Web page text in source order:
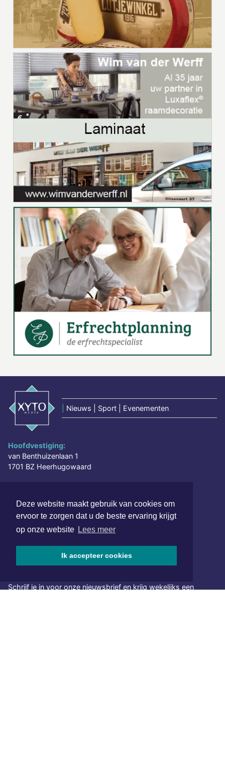
Deze website maakt gebruik van cookies om
ervoor te zorgen dat u de beste ervaring krijgt
op onze website Lees meer
Ik accepteer cookies
Nieuws | Sport | Evenementen
Hoofdvestiging:
van Benthuizenlaan 1
1701 BZ Heerhugowaard
SOCIAL MEDIA
NIEUWSBRIEF AANMELDEN
Schrijf je in voor onze nieuwsbrief en krijg wekelijks een